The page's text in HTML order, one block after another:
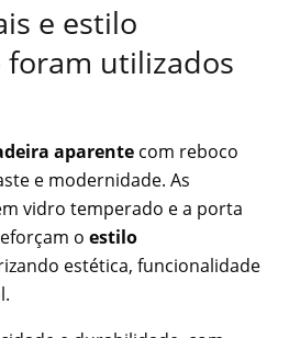
e estilo
utilizados
aparente com reboco
e modernidade. As
vidro temperado e a porta
o estilo
estética, funcionalidade